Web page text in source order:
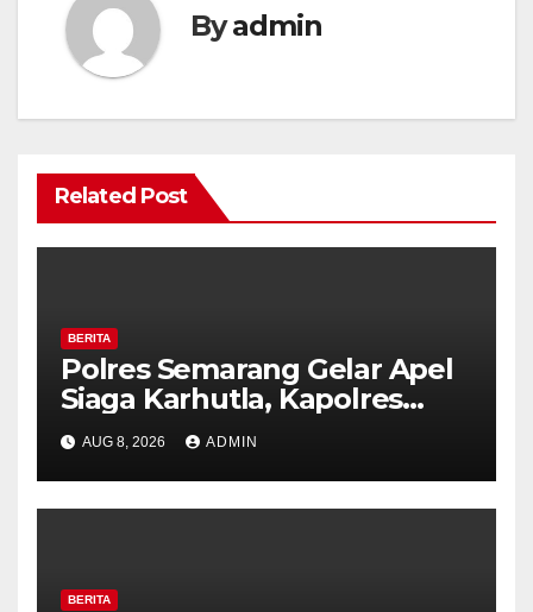
Byadmin
Related Post
BERITA
Polres Semarang Gelar Apel
Siaga Karhutla, Kapolres
Tekankan Sinergi dan
Kesiapsiagaan Hadapi Musim
Kemarau.
AUG 8, 2026 ADMIN
BERITA